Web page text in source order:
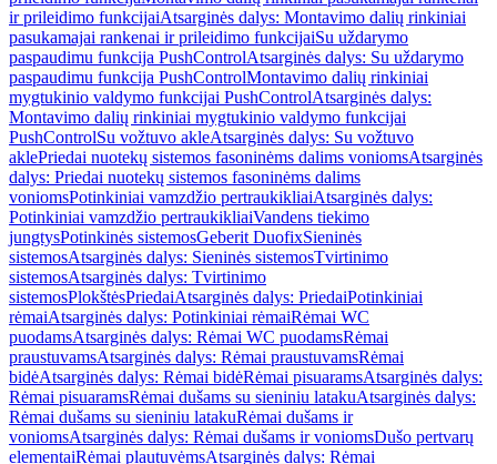
ir prileidimo funkcijaiAtsarginės dalys: Montavimo dalių rinkiniai
pasukamajai rankenai ir prileidimo funkcijaiSu uždarymo
paspaudimu funkcija PushControlAtsarginės dalys: Su uždarymo
paspaudimu funkcija PushControlMontavimo dalių rinkiniai
mygtukinio valdymo funkcijai PushControlAtsarginės dalys:
Montavimo dalių rinkiniai mygtukinio valdymo funkcijai
PushControlSu vožtuvo akleAtsarginės dalys: Su vožtuvo
aklePriedai nuotekų sistemos fasoninėms dalims voniomsAtsarginės
dalys: Priedai nuotekų sistemos fasoninėms dalims
voniomsPotinkiniai vamzdžio pertraukikliaiAtsarginės dalys:
Potinkiniai vamzdžio pertraukikliaiVandens tiekimo
jungtysPotinkinės sistemosGeberit DuofixSieninės
sistemosAtsarginės dalys: Sieninės sistemosTvirtinimo
sistemosAtsarginės dalys: Tvirtinimo
sistemosPlokštėsPriedaiAtsarginės dalys: PriedaiPotinkiniai
rėmaiAtsarginės dalys: Potinkiniai rėmaiRėmai WC
puodamsAtsarginės dalys: Rėmai WC puodamsRėmai
praustuvamsAtsarginės dalys: Rėmai praustuvamsRėmai
bidėAtsarginės dalys: Rėmai bidėRėmai pisuaramsAtsarginės dalys:
Rėmai pisuaramsRėmai dušams su sieniniu latakuAtsarginės dalys:
Rėmai dušams su sieniniu latakuRėmai dušams ir
voniomsAtsarginės dalys: Rėmai dušams ir voniomsDušo pertvarų
elementaiRėmai plautuvėmsAtsarginės dalys: Rėmai